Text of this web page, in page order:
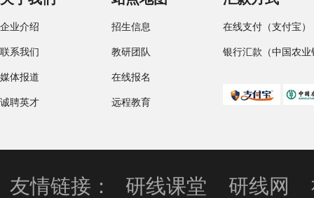
企业介绍
联系我们
媒体报道
诚聘英才
招生信息
教研团队
在线报名
远程教育
在线支付（支付宝）
银行汇款（中国农业
友情链接： 研线课堂 研线网